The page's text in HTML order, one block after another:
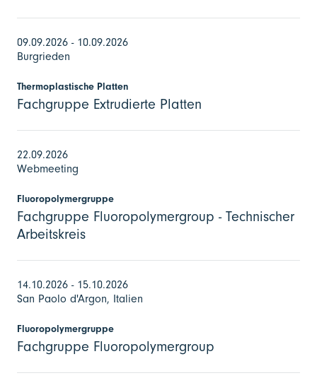
09.09.2026 - 10.09.2026
Burgrieden
Thermoplastische Platten
Fachgruppe Extrudierte Platten
22.09.2026
Webmeeting
Fluoropolymergruppe
Fachgruppe Fluoropolymergroup - Technischer
Arbeitskreis
14.10.2026 - 15.10.2026
San Paolo d'Argon, Italien
Fluoropolymergruppe
Fachgruppe Fluoropolymergroup